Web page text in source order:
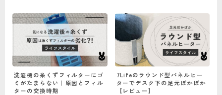
洗濯機の糸くずフィルターにゴ
ミがたまらない｜原因とフィル
ターの交換時期
7Lifeのラウンド型パネルヒー
ターでデスク下の足元ぽかぽか
【レビュー】